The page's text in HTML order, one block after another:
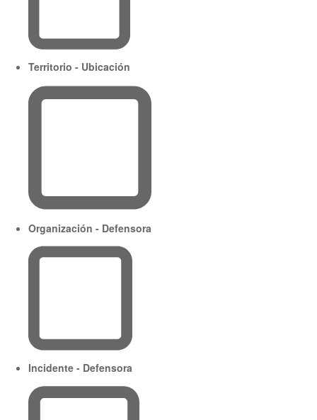
Territorio - Ubicación
Organización - Defensora
Incidente - Defensora